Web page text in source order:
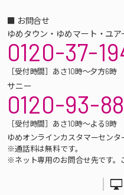
■ お問合せ
ゆめタウン・ゆめマート・ユア
0120-37-
［受付時間］あさ10時～夕方6時
サニー
0120-93-
［受付時間］あさ10時～よる9時
ゆめオンラインカスタマーセンタ
※通話料は無料です。
※ネット専用のお問合せ先です。